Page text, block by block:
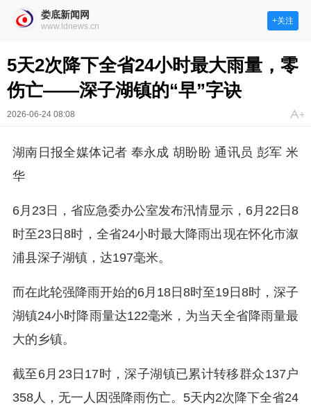
娄底新闻网
www.ldnews.cn
+关注
5天2次降下全省24小时最大雨量，零
伤亡——深子湖镇的“早”字诀
2026-06-24 08:08
湖南日报全媒体记者 奉永成 胡盼盼 通讯员 彭军 米
华
6月23日，省应急委办公室发布汛情显示，6月22日8
时至23日8时，全省24小时最大降雨出现在怀化市溆
浦县深子湖镇，达197毫米。
而在此轮强降雨开始的6月18日8时至19日8时，深子
湖镇24小时降雨量达122毫米，为当天全省降雨量最
大的乡镇。
截至6月23日17时，深子湖镇已累计转移群众137户
358人，无一人因强降雨伤亡。5天内2次降下全省24